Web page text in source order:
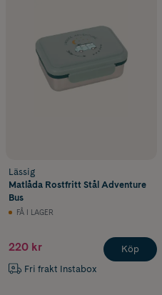
Lässig
Matlåda Rostfritt Stål Adventure
Bus
FÅ I LAGER
220 kr
Fri frakt Instabox
Köp